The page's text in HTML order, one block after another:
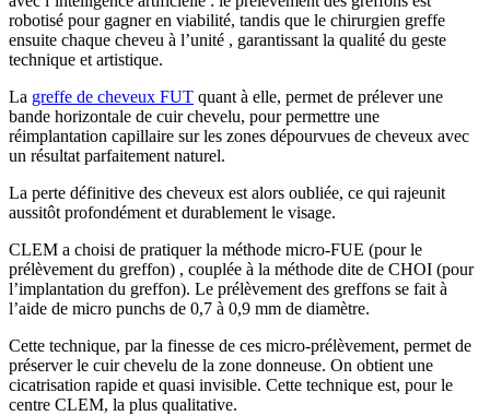
robotisé pour gagner en viabilité, tandis que le chirurgien greffe
ensuite chaque cheveu à l’unité , garantissant la qualité du geste
technique et artistique.
La greffe de cheveux FUT quant à elle, permet de prélever une
bande horizontale de cuir chevelu, pour permettre une
réimplantation capillaire sur les zones dépourvues de cheveux avec
un résultat parfaitement naturel.
La perte définitive des cheveux est alors oubliée, ce qui rajeunit
aussitôt profondément et durablement le visage.
CLEM a choisi de pratiquer la méthode micro-FUE (pour le
prélèvement du greffon) , couplée à la méthode dite de CHOI (pour
l’implantation du greffon). Le prélèvement des greffons se fait à
l’aide de micro punchs de 0,7 à 0,9 mm de diamètre.
Cette technique, par la finesse de ces micro-prélèvement, permet de
préserver le cuir chevelu de la zone donneuse. On obtient une
cicatrisation rapide et quasi invisible. Cette technique est, pour le
centre CLEM, la plus qualitative.